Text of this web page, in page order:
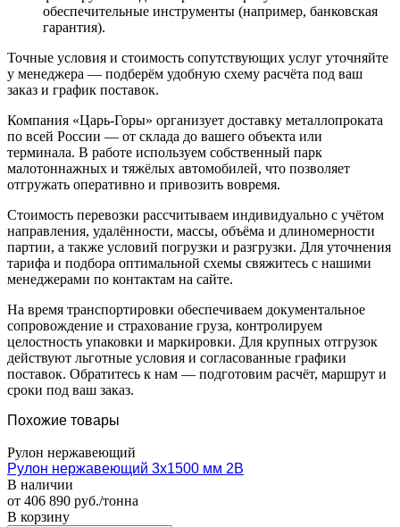
обеспечительные инструменты (например, банковская
гарантия).
Точные условия и стоимость сопутствующих услуг уточняйте
у менеджера — подберём удобную схему расчёта под ваш
заказ и график поставок.
Компания «Царь-Горы» организует доставку металлопроката
по всей России — от склада до вашего объекта или
терминала. В работе используем собственный парк
малотоннажных и тяжёлых автомобилей, что позволяет
отгружать оперативно и привозить вовремя.
Стоимость перевозки рассчитываем индивидуально с учётом
направления, удалённости, массы, объёма и длиномерности
партии, а также условий погрузки и разгрузки. Для уточнения
тарифа и подбора оптимальной схемы свяжитесь с нашими
менеджерами по контактам на сайте.
На время транспортировки обеспечиваем документальное
сопровождение и страхование груза, контролируем
целостность упаковки и маркировки. Для крупных отгрузок
действуют льготные условия и согласованные графики
поставок. Обратитесь к нам — подготовим расчёт, маршрут и
сроки под ваш заказ.
Похожие товары
Рулон нержавеющий
Рулон нержавеющий 3х1500 мм 2В
В наличии
от 406 890 руб./тонна
В корзину